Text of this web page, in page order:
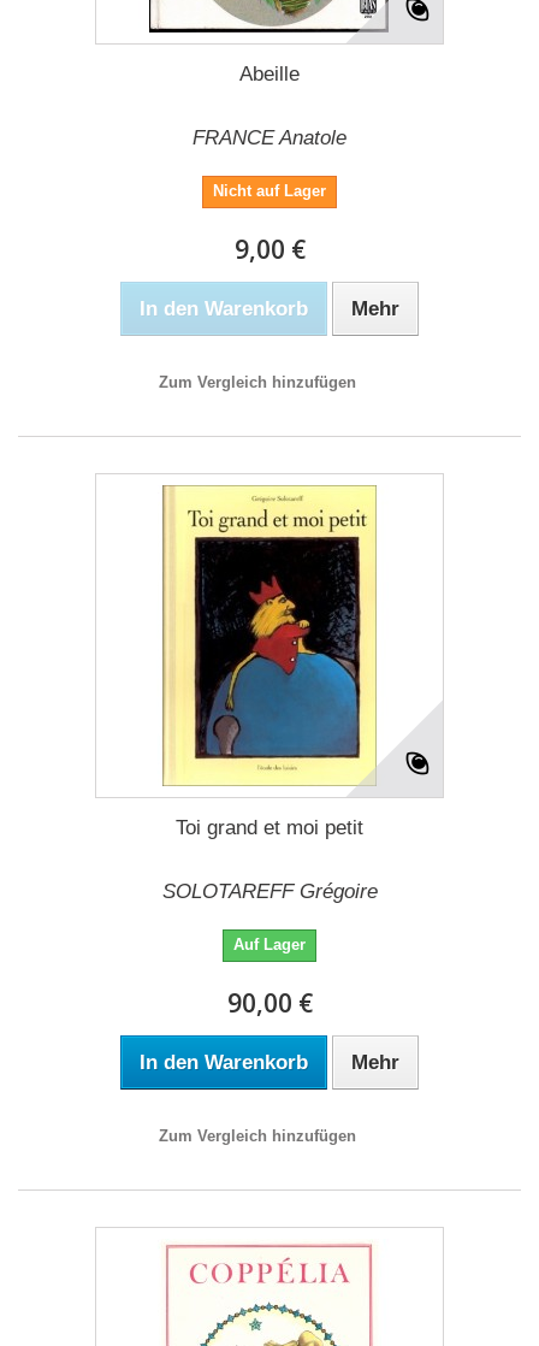
Abeille
FRANCE Anatole
Nicht auf Lager
9,00 €
In den Warenkorb Mehr
Zum Vergleich hinzufügen
Toi grand et moi petit
SOLOTAREFF Grégoire
Auf Lager
90,00 €
In den Warenkorb Mehr
Zum Vergleich hinzufügen